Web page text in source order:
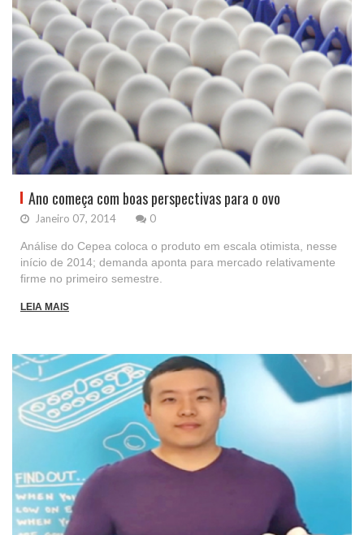
Ano começa com boas perspectivas para o ovo
Janeiro 07, 2014 0
Análise do Cepea coloca o produto em escala otimista, nesse
início de 2014; demanda aponta para mercado relativamente
firme no primeiro semestre.
LEIA MAIS